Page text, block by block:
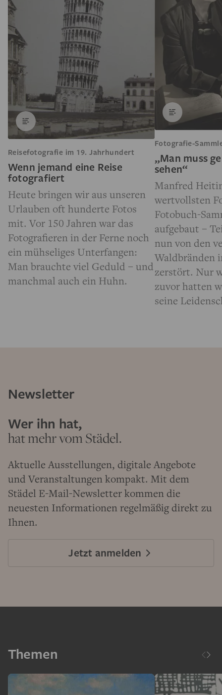
Reisefotografie im 19. Jahrhundert
Wenn jemand eine Reise
fotografiert
Heute bringen wir aus unseren
Urlauben oft hunderte Fotos
mit. Vor 150 Jahren war das
Fotografieren in der Ferne noch
ein mühseliges Unterfangen:
Man brauchte viel Geduld – und
manchmal auch ein Huhn.
Fotografie-
„Man muss
sehen“
Manfred
wertvollsten
Fotobuch-
aufgebaut –
nun von den
Waldbränden
zerstört. Nur
zuvor hatten
seine
Newsletter
Wer ihn hat,
hat mehr vom Städel.
Aktuelle Ausstellungen, digitale Angebote
und Veranstaltungen kompakt. Mit dem
Städel E-Mail-Newsletter kommen die
neuesten Informationen regelmäßig direkt zu
Ihnen.
Jetzt anmelden
Themen